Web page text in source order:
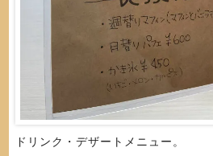
ドリンク・デザートメニュー。